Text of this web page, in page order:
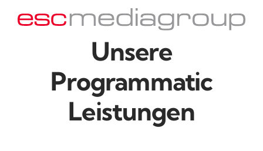
Unsere
Programmatic
Leistungen